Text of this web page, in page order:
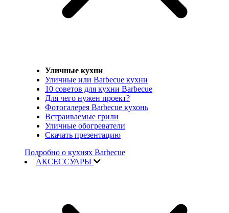
Уличные кухни
Уличные или Barbecue кухни
10 советов для кухни Barbecue
Для чего нужен проект?
Фотогалерея Barbecue кухонь
Встраиваемые грили
Уличные обогреватели
Скачать презентацию
Подробно о кухнях Barbecue
АКСЕССУАРЫ